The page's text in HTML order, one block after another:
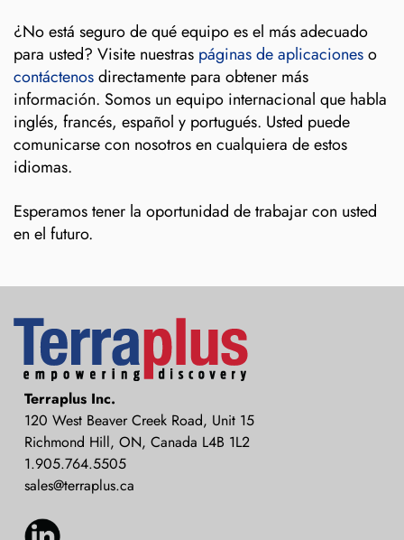
¿No está seguro de qué equipo es el más adecuado
para usted? Visite nuestras páginas de aplicacioneso
contáctenosdirectamente para obtener más
información. Somos un equipo internacional que habla
inglés, francés, español y portugués. Usted puede
comunicarse con nosotros en cualquiera de estos
idiomas.
Esperamos tener la oportunidad de trabajar con usted
en el futuro.
Terraplus: Geophysical Equipment
Supplier
Terraplus Inc.
120 West Beaver Creek Road, Unit 15
Richmond Hill, ON, Canada L4B 1L2
1.905.764.5505
sales@terraplus.ca